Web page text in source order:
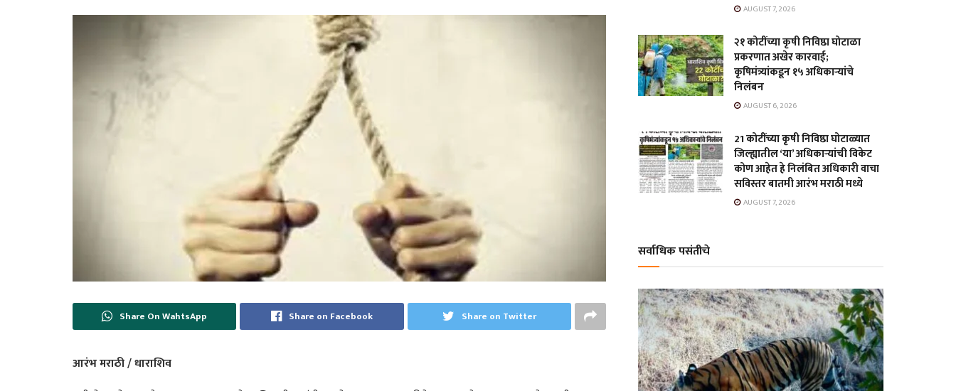
Share On WahtsApp Share on Facebook Share on Twitter
आरंभ मराठी / धाराशिव
AUGUST 7, 2026
२१ कोटींच्या कृषी निविष्ठा घोटाळा
प्रकरणात अखेर कारवाई;
कृषिमंत्र्यांकडून १५ अधिकाऱ्यांचे
निलंबन
AUGUST 6, 2026
21 कोटींच्या कृषी निविष्ठा घोटाळ्यात
जिल्ह्यातील ‘या’ अधिकाऱ्यांची विकेट
कोण आहेत हे निलंबित अधिकारी वाचा
सविस्तर बातमी आरंभ मराठी मध्ये
AUGUST 7, 2026
सर्वाधिक पसंतीचे